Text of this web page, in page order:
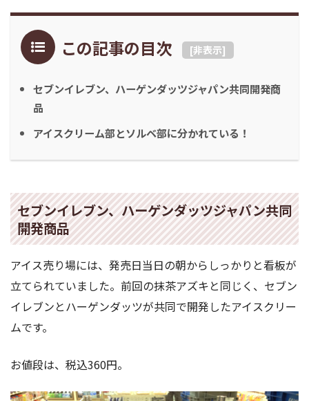
この記事の目次 [非表示]
セブンイレブン、ハーゲンダッツジャパン共同開発商
品
アイスクリーム部とソルベ部に分かれている！
セブンイレブン、ハーゲンダッツジャパン共同
開発商品
アイス売り場には、発売日当日の朝からしっかりと看板が
立てられていました。前回の抹茶アズキと同じく、セブン
イレブンとハーゲンダッツが共同で開発したアイスクリー
ムです。
お値段は、税込360円。